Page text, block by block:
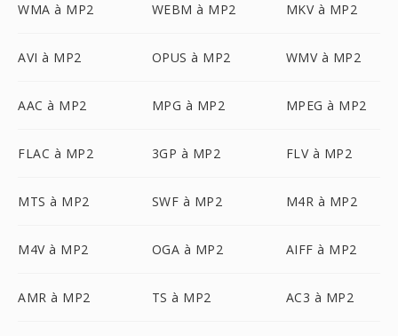
WMA à MP2 WEBM à MP2 MKV à MP2
AVI à MP2 OPUS à MP2 WMV à MP2
AAC à MP2 MPG à MP2 MPEG à MP2
FLAC à MP2 3GP à MP2 FLV à MP2
MTS à MP2 SWF à MP2 M4R à MP2
M4V à MP2 OGA à MP2 AIFF à MP2
AMR à MP2 TS à MP2 AC3 à MP2